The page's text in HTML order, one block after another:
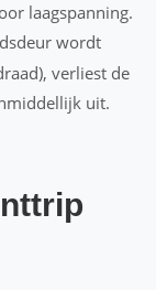
laagspanning.
wordt
verliest de
uit.